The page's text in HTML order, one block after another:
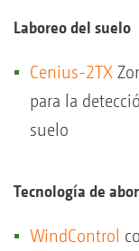
Laboreo del suelo
Cenius-2TX
para la
suelo
Tecnología de
WindControl